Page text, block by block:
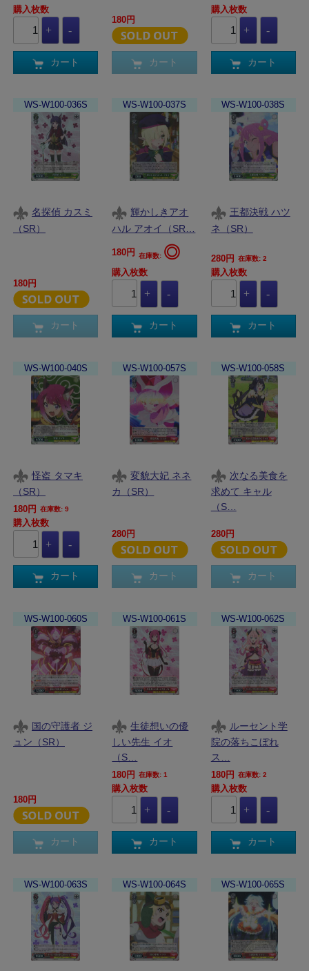
購入枚数
カート
180円
カート
購入枚数
カート
WS-W100-036S
名探偵 カスミ
（SR）
180円
カート
WS-W100-037S
輝かしきアオ
ハル アオイ（SR…
180円 在庫数: ◎
購入枚数
カート
WS-W100-038S
王都決戦 ハツ
ネ（SR）
280円 在庫数: 2
購入枚数
カート
WS-W100-040S
怪盗 タマキ
（SR）
180円 在庫数: 9
購入枚数
カート
WS-W100-057S
変貌大妃 ネネ
カ（SR）
280円
カート
WS-W100-058S
次なる美食を
求めて キャル
（S…
280円
カート
WS-W100-060S
国の守護者 ジ
ュン（SR）
180円
カート
WS-W100-061S
生徒想いの優
しい先生 イオ
（S…
180円 在庫数: 1
購入枚数
カート
WS-W100-062S
ルーセント学
院の落ちこぼれ
ス…
180円 在庫数: 2
購入枚数
カート
WS-W100-063S WS-W100-064S WS-W100-065S